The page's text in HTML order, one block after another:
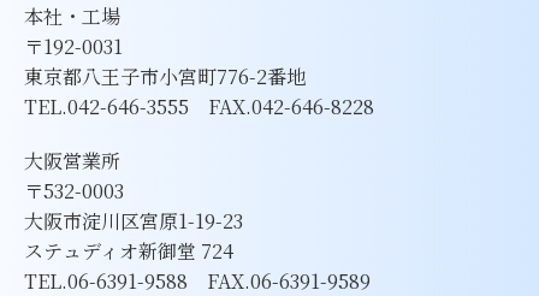
本社・工場
〒192-0031
東京都八王子市小宮町776-2番地
TEL.042-646-3555 FAX.042-646-8228
大阪営業所
〒532-0003
大阪市淀川区宮原1-19-23
ステュディオ新御堂 724
TEL.06-6391-9588 FAX.06-6391-9589